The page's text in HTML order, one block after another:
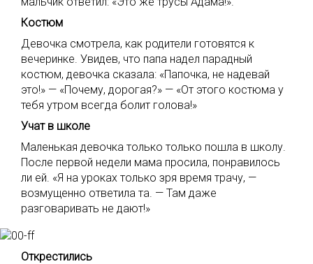
Костюм
Девочка смотрела, как родители готовятся к
вечеринке. Увидев, что папа надел парадный
костюм, девочка сказала: «Папочка, не надевай
это!» — «Почему, дорогая?» — «От этого костюма у
тебя утром всегда болит голова!»
Учат в школе
Маленькая девочка только только пошла в школу.
После первой недели мама просила, понравилось
ли ей. «Я на уроках только зря время трачу, —
возмущенно ответила та. — Там даже
разговаривать не дают!»
Открестились